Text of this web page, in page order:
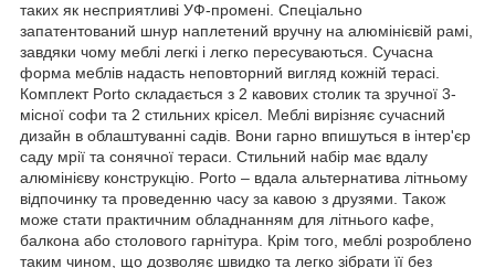
таких як несприятливі УФ-промені. Спеціально
запатентований шнур наплетений вручну на алюмінієвій рамі,
завдяки чому меблі легкі і легко пересуваються. Сучасна
форма меблів надасть неповторний вигляд кожній терасі.
Комплект Porto складається з 2 кавових столик та зручної 3-
місної софи та 2 стильних крісел. Меблі вирізняє сучасний
дизайн в облаштуванні садів. Вони гарно впишуться в інтер'єр
саду мрії та сонячної тераси. Стильний набір має вдалу
алюмінієву конструкцію. Porto – вдала альтернатива літньому
відпочинку та проведенню часу за кавою з друзями. Також
може стати практичним обладнанням для літнього кафе,
балкона або столового гарнітура. Крім того, меблі розроблено
таким чином, що дозволяє швидко та легко зібрати її без